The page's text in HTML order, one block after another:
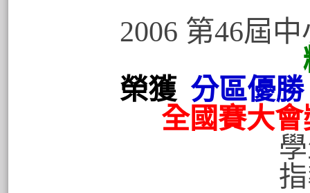
2006 第46屆
榮獲 分區優勝
全國賽大會
學生:洪
指導老